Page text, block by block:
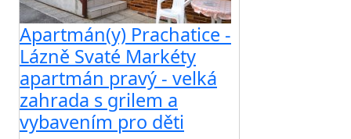
Apartmán(y) Prachatice -
Lázně Svaté Markéty
apartmán pravý - velká
zahrada s grilem a
vybavením pro děti